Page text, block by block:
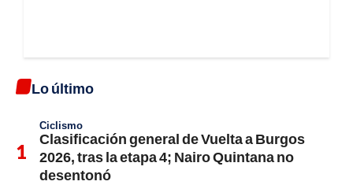
Lo último
Ciclismo
Clasificación general de Vuelta a Burgos
2026, tras la etapa 4; Nairo Quintana no
desentonó